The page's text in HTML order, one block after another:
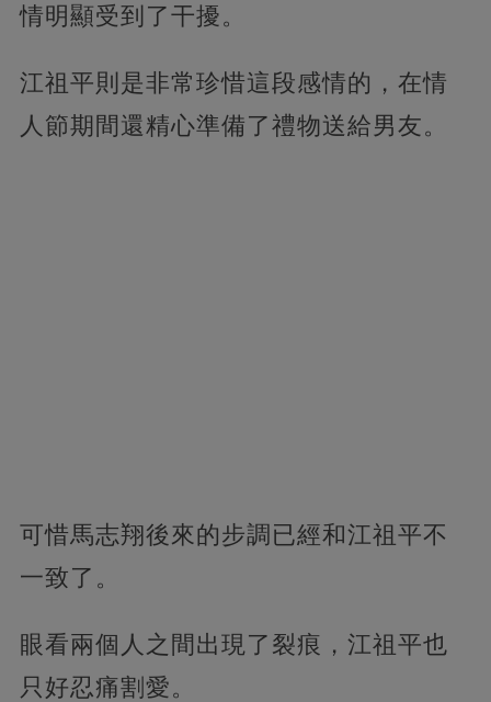
情明顯受到了干擾。
江祖平則是非常珍惜這段感情的，在情
人節期間還精心準備了禮物送給男友。
可惜馬志翔後來的步調已經和江祖平不
一致了。
眼看兩個人之間出現了裂痕，江祖平也
只好忍痛割愛。